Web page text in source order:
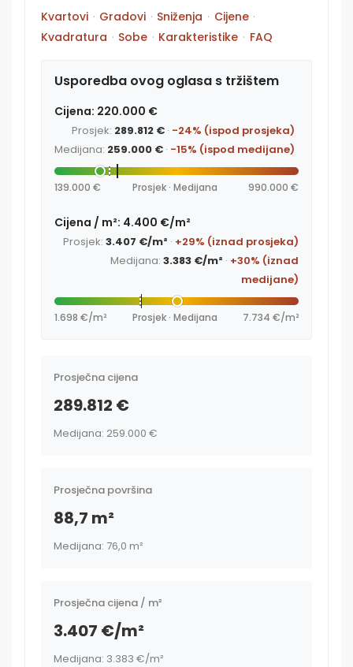
Kvartovi · Gradovi · Sniženja · Cijene ·
Kvadratura · Sobe · Karakteristike · FAQ
Usporedba ovog oglasa s tržištem
Cijena: 220.000 €
Prosjek: 289.812 € · -24% (ispod prosjeka)
Medijana: 259.000 € · -15% (ispod medijane)
139.000 € Prosjek · Medijana 990.000 €
Cijena / m²: 4.400 €/m²
Prosjek: 3.407 €/m² · +29% (iznad prosjeka)
Medijana: 3.383 €/m² · +30% (iznad
medijane)
1.698 €/m² Prosjek · Medijana 7.734 €/m²
Prosječna cijena
289.812 €
Medijana: 259.000 €
Prosječna površina
88,7 m²
Medijana: 76,0 m²
Prosječna cijena / m²
3.407 €/m²
Medijana: 3.383 €/m²